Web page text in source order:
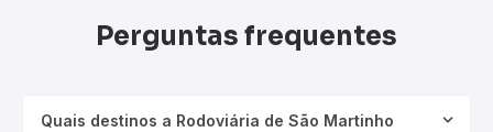
Perguntas frequentes
Quais destinos a Rodoviária de São Martinho